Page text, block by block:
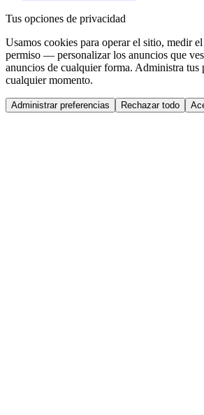
Tus opciones de privacidad
Usamos cookies para operar el sitio, medir
permiso — personalizar los anuncios que
anuncios de cualquier forma. Administra tus
cualquier momento.
Administrar preferencias Rechazar todo